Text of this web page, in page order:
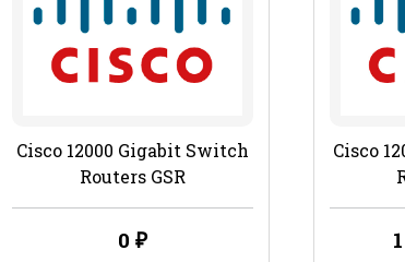
Cisco 12000 Gigabit Switch
Routers GSR
0 ₽
Cisco